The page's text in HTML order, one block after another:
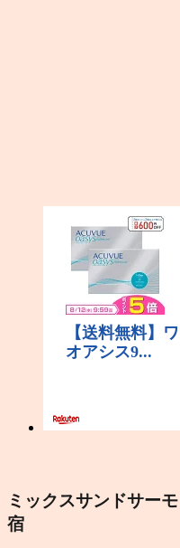
ミックスサンドサー
宿